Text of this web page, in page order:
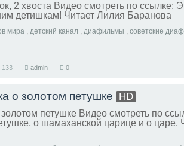
2 хвоста Видео смотреть по ссылке:
детишкам! Читает Лилия Баранова
мира , детский канал , диафильмы , советские
133 admin 0
о золотом петушке HD
петушке Видео смотреть по
о шамаханской царице и о царе.